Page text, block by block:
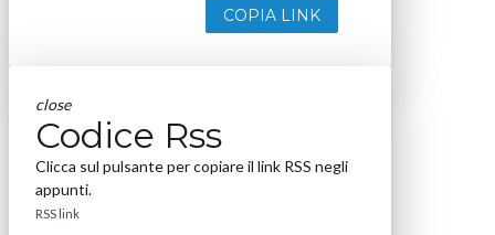
COPIA LINK
close
Codice Rss
Clicca sul pulsante per copiare il link RSS negli
appunti.
RSS link